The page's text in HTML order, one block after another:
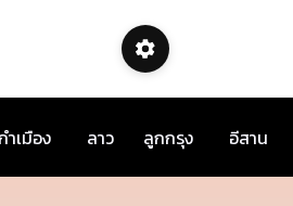
ำเมือง ลาว ลูกกรุง อีสาน